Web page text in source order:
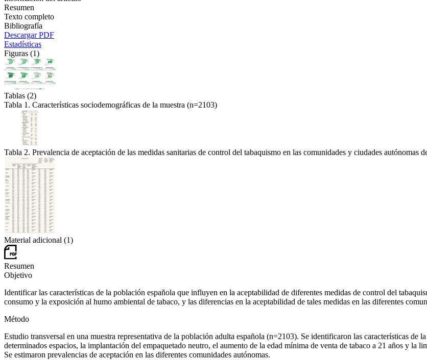
Resumen
Texto completo
Bibliografía
Descargar PDF
Estadísticas
Figuras (1)
Tablas (2)
Tabla 1. Características sociodemográficas de la muestra (n=2103)
Tabla 2. Prevalencia de aceptación de las medidas sanitarias de control del tabaquismo en las comunidades y ciudades autónomas
Material adicional (1)
Resumen
Objetivo
Identificar las características de la población española que influyen en la aceptabilidad de diferentes medidas de control del
consumo y la exposición al humo ambiental de tabaco, y las diferencias en la aceptabilidad de tales medidas en las diferentes
Método
Estudio transversal en una muestra representativa de la población adulta española (n=2103). Se identificaron las características de
determinados espacios, la implantación del empaquetado neutro, el aumento de la edad mínima de venta de tabaco a 21 años y la
Se estimaron prevalencias de aceptación en las diferentes comunidades autónomas.